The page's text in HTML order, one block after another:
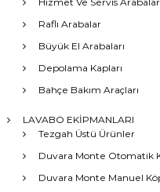
Raflı Arabalar
Büyük El Arabaları
Depolama Kapları
Bahçe Bakım Araçları
LAVABO EKİPMANLARI
Tezgah Üstü Ürünler
Duvara Monte Otomatik
Duvara Monte Manuel